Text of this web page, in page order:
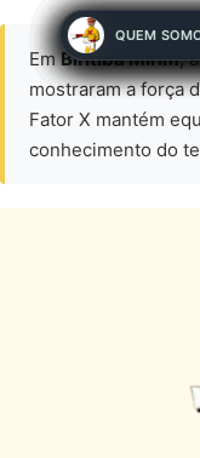
QUEM
QUEM
QUEM
QUEM
QUEM
QUEM
QUEM
QUEM
QUEM
EmBiritiba Mirim,
mostraram a força
Fator X mantém
conhecimento do